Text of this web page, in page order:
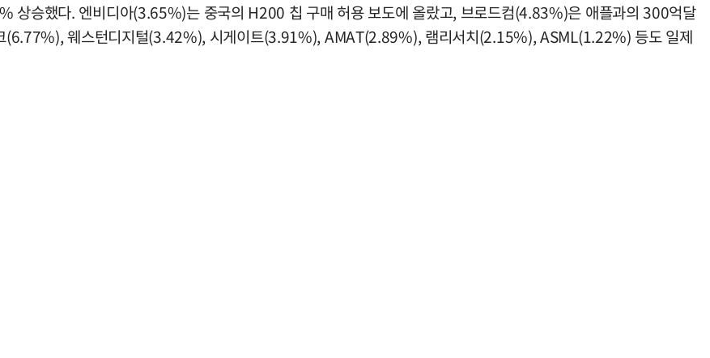
상승했다. 엔비디아(3.65%)는 중국의 H200 칩 구매 허용 보도에 올랐고, 브로드컴(4.83%)은 애플과의 300억달
(6.77%), 웨스턴디지털(3.42%), 시게이트(3.91%), AMAT(2.89%), 램리서치(2.15%), ASML(1.22%) 등도 일제